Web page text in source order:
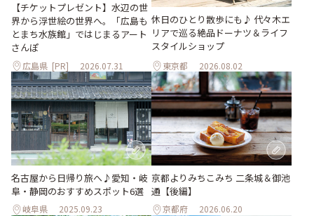
【チケットプレゼント】水辺の世
界から浮世絵の世界へ。「広島も
とまち水族館」ではじまるアート
さんぽ
広島県 [PR] 2026.07.31
休日のひとり散歩にも♪ 代々木エ
リアで巡る絶品ドーナツ＆ライフ
スタイルショップ
東京都 2026.08.02
名古屋から日帰り旅へ♪愛知・岐
阜・静岡のおすすめスポット6選
岐阜県 2025.09.23
京都よりみちこみち 二条城＆御池
通【後編】
京都府 2026.06.20